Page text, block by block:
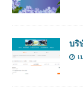
บริ
เ